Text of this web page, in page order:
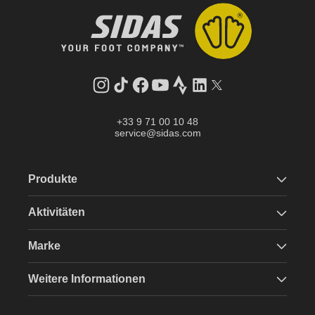
Instagram
TikTokFacebook
YouTube
StravaLinkedInTwitter
+33 9 71 00 10 48
service@sidas.com
Produkte
Aktivitäten
Marke
Weitere Informationen